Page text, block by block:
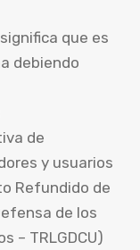
que es
debiendo
de
y usuarios
Refundido de
de los
– TRLGDCU)